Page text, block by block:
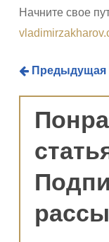
Начните свое
Предыдущая